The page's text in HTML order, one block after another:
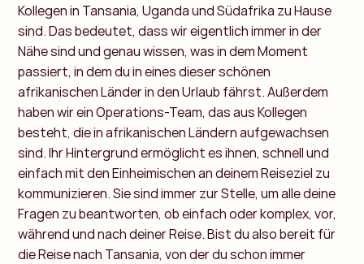
Kollegen in Tansania, Uganda und Südafrika zu Hause
sind. Das bedeutet, dass wir eigentlich immer in der
Nähe sind und genau wissen, was in dem Moment
passiert, in dem du in eines dieser schönen
afrikanischen Länder in den Urlaub fährst. Außerdem
haben wir ein Operations-Team, das aus Kollegen
besteht, die in afrikanischen Ländern aufgewachsen
sind. Ihr Hintergrund ermöglicht es ihnen, schnell und
einfach mit den Einheimischen an deinem Reiseziel zu
kommunizieren. Sie sind immer zur Stelle, um alle deine
Fragen zu beantworten, ob einfach oder komplex, vor,
während und nach deiner Reise. Bist du also bereit für
die Reise nach Tansania, von der du schon immer